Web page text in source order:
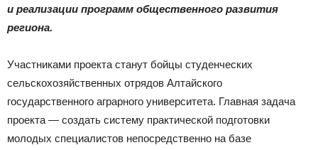
и реализации программ общественного развития
региона.
Участниками проекта станут бойцы студенческих
сельскохозяйственных отрядов Алтайского
государственного аграрного университета. Главная задача
проекта — создать систему практической подготовки
молодых специалистов непосредственно на базе